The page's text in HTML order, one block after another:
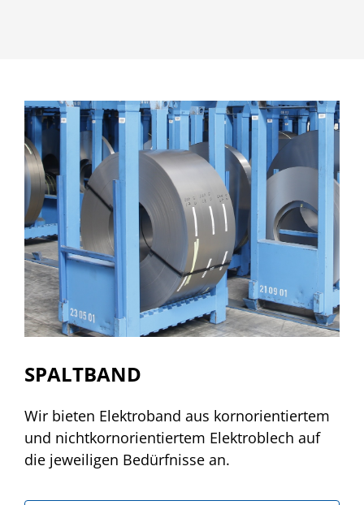
SPALTBAND
Wir bieten Elektroband aus kornorientiertem
und nichtkornorientiertem Elektroblech auf
die jeweiligen Bedürfnisse an.